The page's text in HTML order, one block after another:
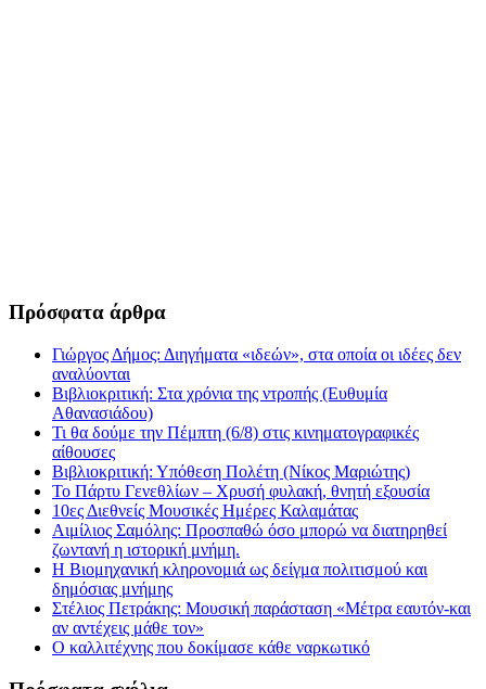
Πρόσφατα άρθρα
Γιώργος Δήμος: Διηγήματα «ιδεών», στα οποία οι ιδέες δεν
αναλύονται
Βιβλιοκριτική: Στα χρόνια της ντροπής (Ευθυμία
Αθανασιάδου)
Τι θα δούμε την Πέμπτη (6/8) στις κινηματογραφικές
αίθουσες
Βιβλιοκριτική: Υπόθεση Πολέτη (Νίκος Μαριώτης)
Το Πάρτυ Γενεθλίων – Χρυσή φυλακή, θνητή εξουσία
10ες Διεθνείς Μουσικές Ημέρες Καλαμάτας
Αιμίλιος Σαμόλης: Προσπαθώ όσο μπορώ να διατηρηθεί
ζωντανή η ιστορική μνήμη.
Η Βιομηχανική κληρονομιά ως δείγμα πολιτισμού και
δημόσιας μνήμης
Στέλιος Πετράκης: Μουσική παράσταση «Μέτρα εαυτόν-και
αν αντέχεις μάθε τον»
Ο καλλιτέχνης που δοκίμασε κάθε ναρκωτικό